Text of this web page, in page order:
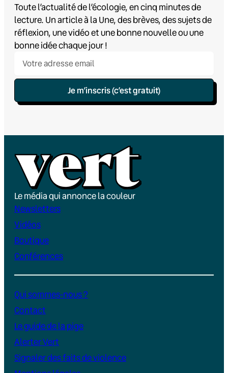
Toute l’actualité de l’écologie, en cinq minutes de
lecture. Un article à la Une, des brèves, des sujets de
réflexion, une vidéo et une bonne nouvelle ou une
bonne idée chaque jour !
Je m’inscris (c’est gratuit)
Le média qui annonce la couleur
Newsletters
Vidéos
Boutique
Conférences
Qui sommes-nous ?
Contact
Le guide de la pige
Alerter Vert
Signaler des faits de violence